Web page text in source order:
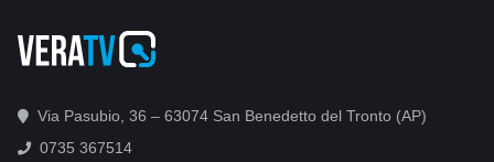
Via Pasubio, 36 – 63074 San Benedetto del Tronto (AP)
0735 367514